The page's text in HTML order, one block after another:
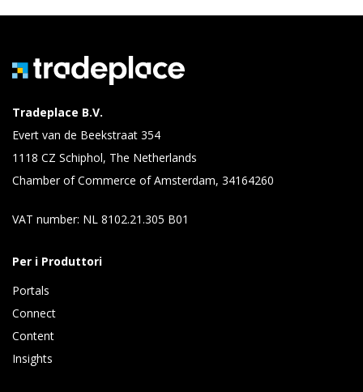
Tradeplace B.V.
Evert van de Beekstraat 354
1118 CZ Schiphol, The Netherlands
Chamber of Commerce of Amsterdam, 34164260
VAT number: NL 8102.21.305 B01
Per i Produttori
Portals
Connect
Content
Insights